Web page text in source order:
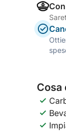
Cosa